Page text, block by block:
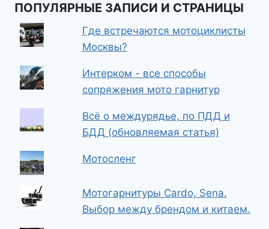
ПОПУЛЯРНЫЕ ЗАПИСИ И СТРАНИЦЫ
Где встречаются мотоциклисты
Москвы?
Интерком - все способы
сопряжения мото гарнитур
Всё о междурядье, по ПДД и
БДД (обновляемая статья)
Мотосленг
Мотогарнитуры Cardo, Sena.
Выбор между брендом и китаем.